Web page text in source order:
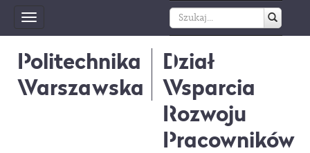
Toggle
navigation
Politechnika
Warszawska
Dział
Wsparcia
Rozwoju
Pracowników